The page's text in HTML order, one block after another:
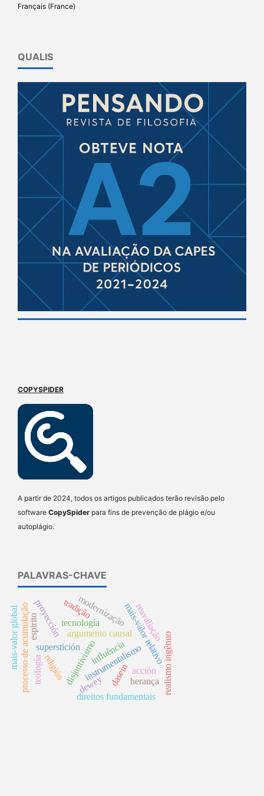
Français (France)
QUALIS
COPYSPIDER
A partir de 2024, todos os artigos publicados terão revisão pelo
software CopySpider para fins de prevenção de plágio e/ou
autoplágio.
PALAVRAS-CHAVE
argumento causal
superstición
proyección
processo de acumulação
mais-valor global mais-valor relativo
disjuntivismo
religión realismo ingênuo
tecnología
instrumentalismo
dewey
teología
direitos fundamentais
espirito
influência
dasein herança
reavaliação
modernização
tradição
acción